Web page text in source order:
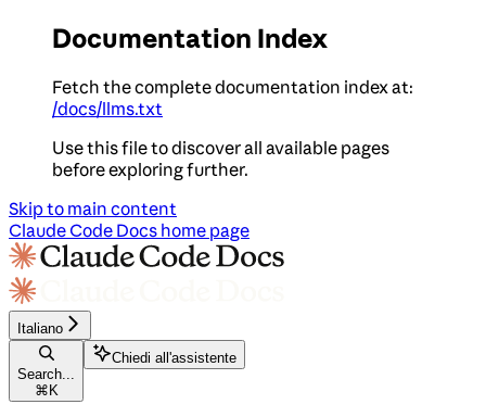
Documentation Index
Fetch the complete documentation index at:
/docs/llms.txt
Use this file to discover all available pages
before exploring further.
Skip to main content
Claude Code Docs home page
Italiano
Search...
⌘ K
Chiedi all'assistente